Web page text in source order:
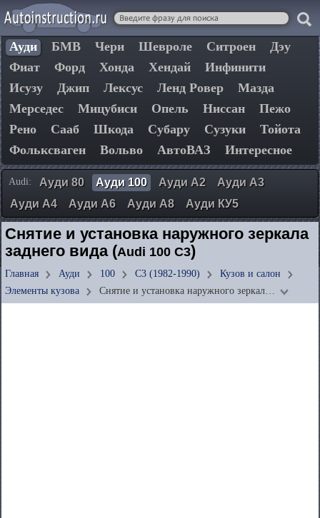
Ауди БМВ Чери Шевроле Ситроен
Дэу
Фиат
Форд Хонда Хендай
Инфинити
Исузу
Джип Лексус Ленд Ровер
Мазда
Мерседес
Мицубиси Опель Ниссан
Пежо
Рено
Сааб Шкода Субару Сузуки
Тойота
Фольксваген
Вольво АвтоВАЗ Интересное
Audi: Ауди 80 Ауди 100 Ауди А2
Ауди А3
Ауди А4
Ауди А6 Ауди А8 Ауди КУ5
Снятие и установка наружного зеркала
заднего вида (Audi 100 C3)
Главная Ауди 100 C3 (1982-1990)
Кузов и салон
Элементы кузова
Снятие и установка наружного зеркал…